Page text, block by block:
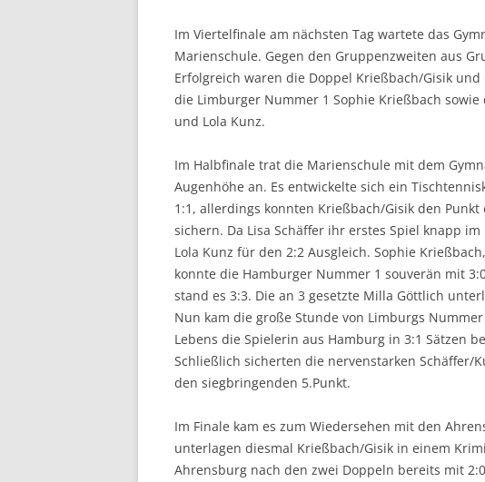
Im Viertelfinale am nächsten Tag wartete das
Marienschule. Gegen den Gruppenzweiten aus
Erfolgreich waren die Doppel Krießbach/Gisik
die Limburger Nummer 1 Sophie Krießbach
und Lola Kunz.
Im Halbfinale trat die Marienschule mit dem
Augenhöhe an. Es entwickelte sich ein
1:1, allerdings konnten Krießbach/Gisik den
sichern. Da Lisa Schäffer ihr erstes Spiel knapp
Lola Kunz für den 2:2 Ausgleich. Sophie
konnte die Hamburger Nummer 1 souverän mit
stand es 3:3. Die an 3 gesetzte Milla Göttlich
Nun kam die große Stunde von Limburgs
Lebens die Spielerin aus Hamburg in 3:1 Sätzen
Schließlich sicherten die nervenstarken Schäffer/
den siegbringenden 5.Punkt.
Im Finale kam es zum Wiedersehen mit den
unterlagen diesmal Krießbach/Gisik in einem
Ahrensburg nach den zwei Doppeln bereits mit